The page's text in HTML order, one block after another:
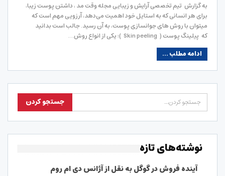
به گزارش تیم تخصصی آرایش و زیبایی مجله وقت مد ، داشتن پوست زیبا،
برای هر انسانی که به استایل خود اهمیت می‌دهد، آرزویی مهم است که
میتوان با روش های جوانسازی پوست، به آن رسید. جالب است بدانید
که پیلینگ پوست ( Skin peeling )؛ یکی از انواع روش…
ادامه مطلب ...
نوشته‌های تازه
آینده فروش در گوگل به نقل از آژانس دی ام روم